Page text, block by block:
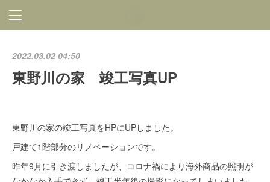
2022.03.02 04:50
東野川の家 竣工写真UP
東野川の家の竣工写真をHPにUPしました。
戸建て1階部分のリノベーションです。
昨年9月に引き渡しましたが、コロナ禍により海外商品の照明が